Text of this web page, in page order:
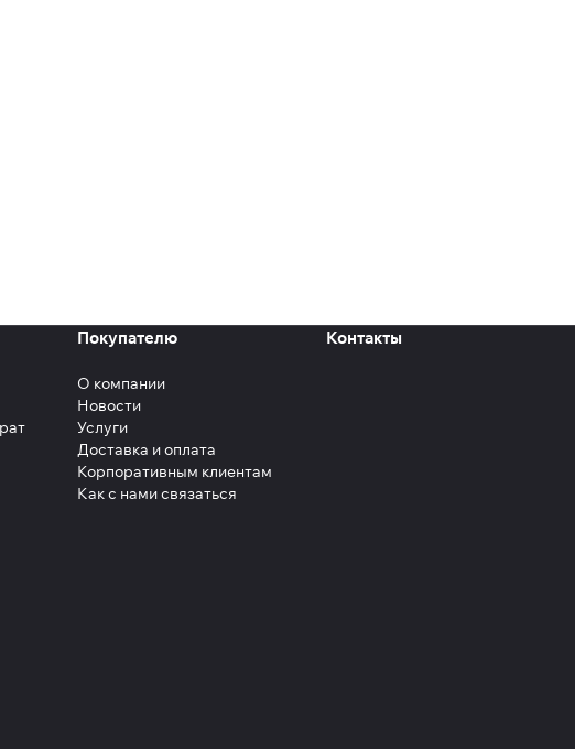
Покупателю
О компании
Новости
Услуги
Доставка и оплата
Корпоративным клиентам
Как с нами связаться
Контакты